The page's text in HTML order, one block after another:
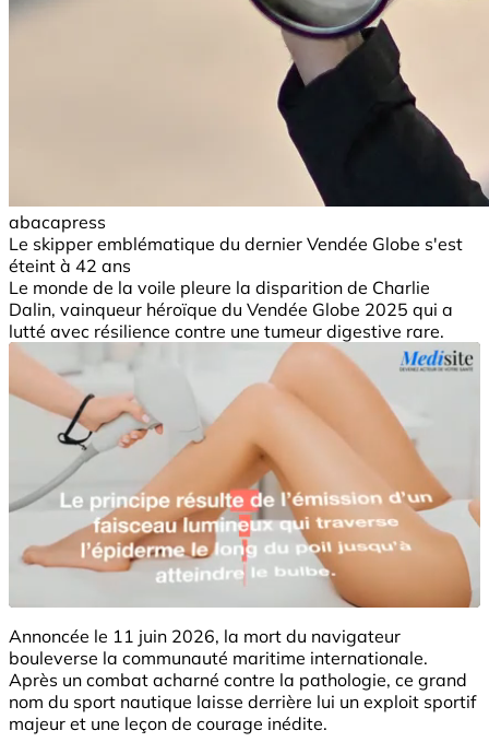
abacapress
Le skipper emblématique du dernier Vendée Globe s'est
éteint à 42 ans
Le monde de la voile pleure la disparition de Charlie
Dalin, vainqueur héroïque du Vendée Globe 2025 qui a
lutté avec résilience contre une tumeur digestive rare.
Annoncée le 11 juin 2026, la mort du navigateur
bouleverse la communauté maritime internationale.
Après un combat acharné contre la pathologie, ce grand
nom du sport nautique laisse derrière lui un exploit sportif
majeur et une leçon de courage inédite.